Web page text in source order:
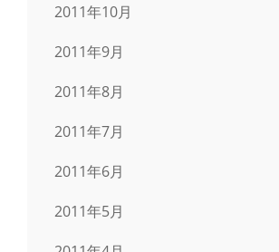
2011年10月
2011年9月
2011年8月
2011年7月
2011年6月
2011年5月